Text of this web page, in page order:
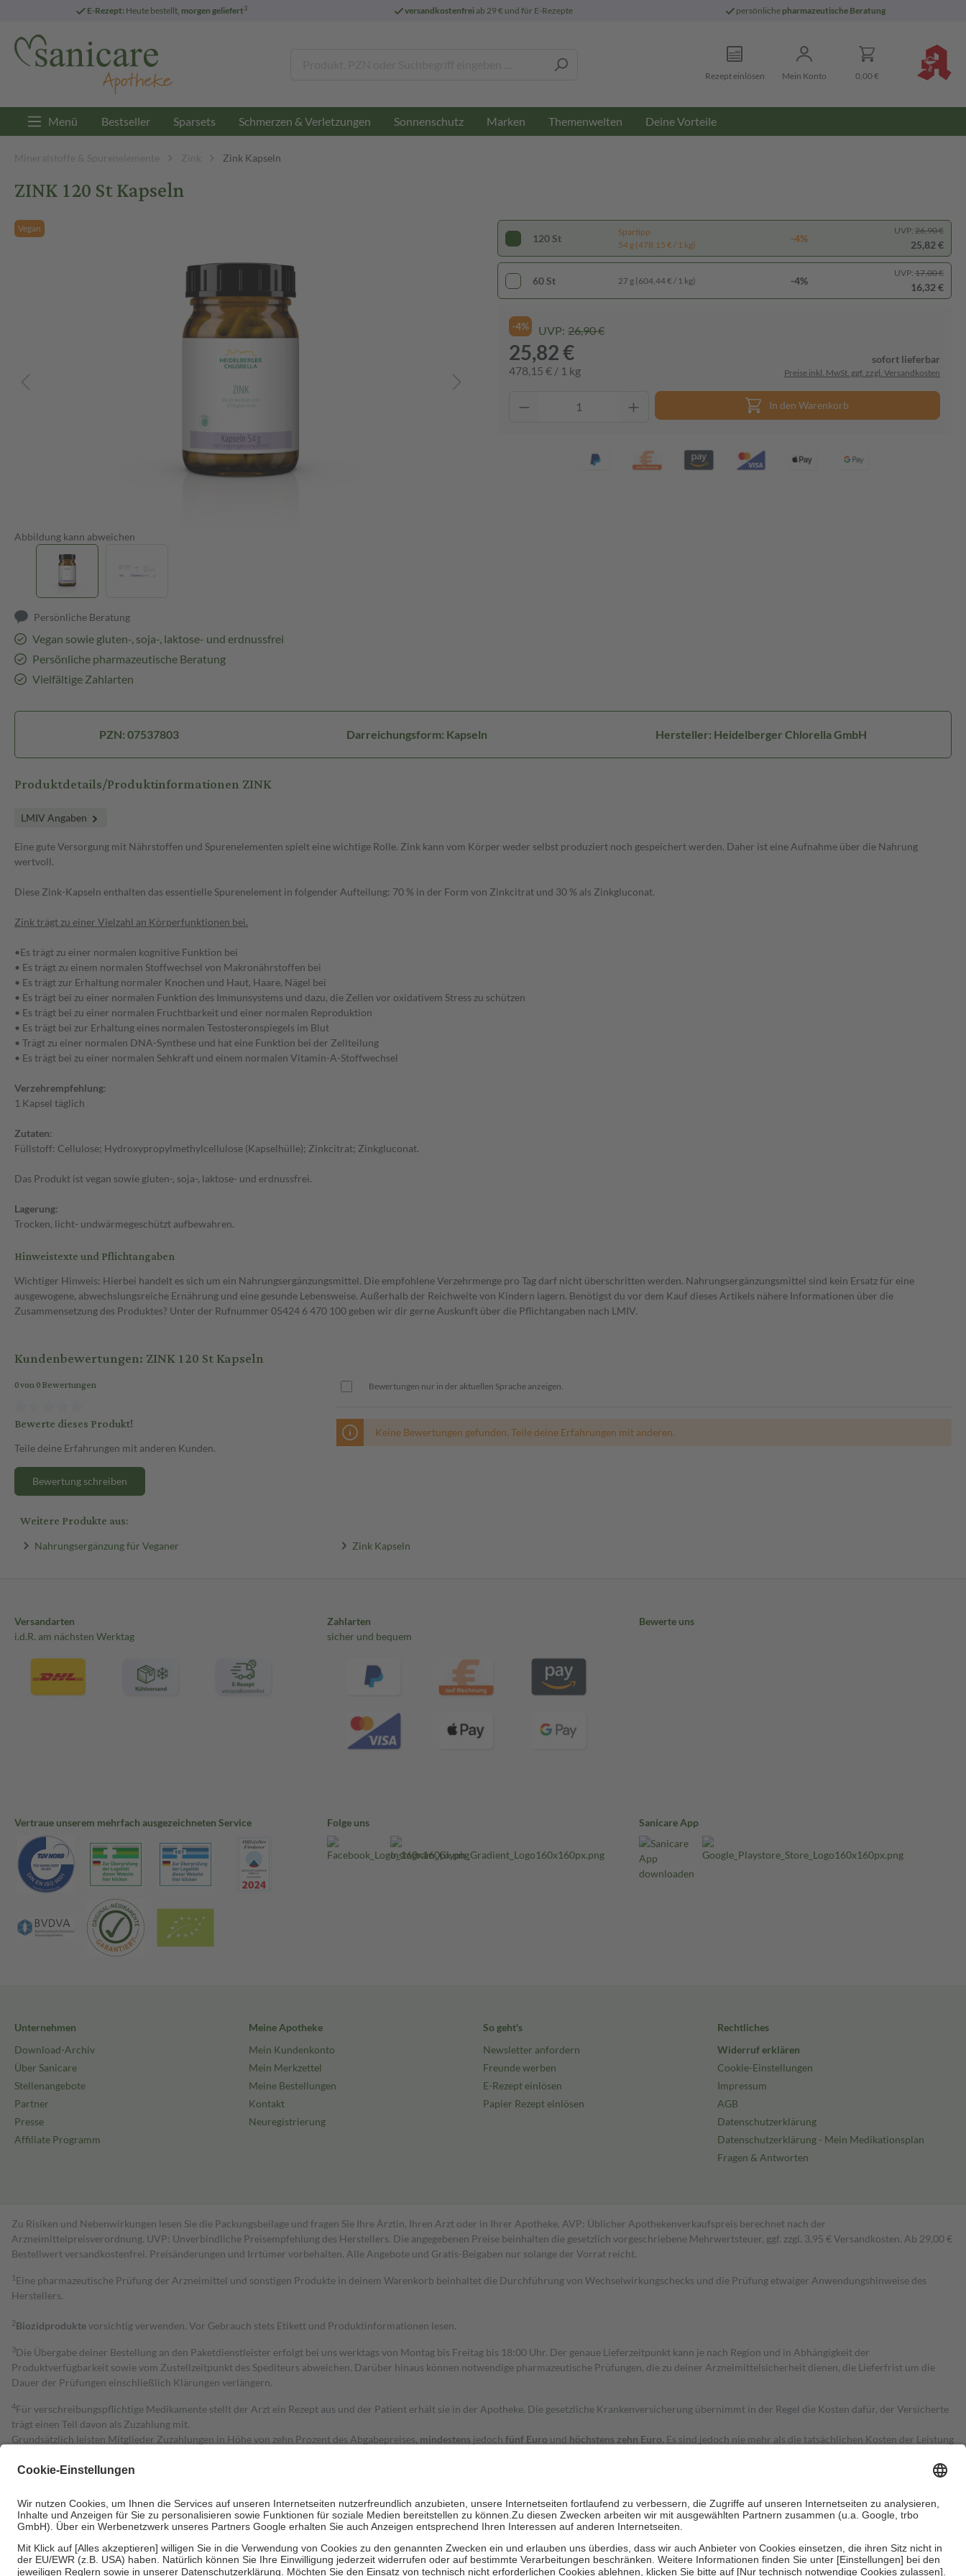
E-Rezept: Heute bestellt, morgen geliefert3 versandkostenfreiab 29 € und für E-Rezepte persönliche pharmazeutische Beratung
Rezept einlösen Mein Konto 0,00 €
Menü Bestseller Sparsets Schmerzen & Verletzungen Sonnenschutz Marken Themenwelten Deine Vorteile
Mineralstoffe & Spurenelemente Zink Zink Kapseln
ZINK 120 St Kapseln
Vegan
Abbildung kann abweichen
Persönliche Beratung
Vegan sowie gluten-, soja-, laktose- und erdnussfrei
Persönliche pharmazeutische Beratung
Vielfältige Zahlarten
120 St
Spartipp
54 g (478,15 € / 1 kg)
-4%
UVP: 26,90 €
25,82 €
60 St 27 g (604,44 € / 1 kg) -4%
UVP: 17,00 €
16,32 €
-4% UVP: 26,90 €
25,82 €
478,15 € / 1 kg
sofort lieferbar
Preise inkl. MwSt. ggf. zzgl. Versandkosten
In den Warenkorb
PZN: 07537803 Darreichungsform: Kapseln Hersteller: Heidelberger Chlorella GmbH
Produktdetails/Produktinformationen ZINK
LMIV Angaben
Eine gute Versorgung mit Nährstoffen und Spurenelementen spielt eine wichtige Rolle. Zink kann vom Körper weder selbst produziert noch gespeichert werden. Daher ist eine Aufnahme über die Nahrung
wertvoll.
Diese Zink-Kapseln enthalten das essentielle Spurenelement in folgender Aufteilung: 70 % in der Form von Zinkcitrat und 30 % als Zinkgluconat.
Zink trägt zu einer Vielzahl an Körperfunktionen bei.
•Es trägt zu einer normalen kognitive Funktion bei
• Es trägt zu einem normalen Stoffwechsel von Makronährstoffen bei
• Es trägt zur Erhaltung normaler Knochen und Haut, Haare, Nägel bei
• Es trägt bei zu einer normalen Funktion des Immunsystems und dazu, die Zellen vor oxidativem Stress zu schützen
• Es trägt bei zu einer normalen Fruchtbarkeit und einer normalen Reproduktion
• Es trägt bei zur Erhaltung eines normalen Testosteronspiegels im Blut
• Trägt zu einer normalen DNA-Synthese und hat eine Funktion bei der Zellteilung
• Es trägt bei zu einer normalen Sehkraft und einem normalen Vitamin-A-Stoffwechsel
Verzehrempfehlung:
1 Kapsel täglich
Zutaten:
Füllstoff: Cellulose; Hydroxypropylmethylcellulose (Kapselhülle); Zinkcitrat; Zinkgluconat.
Das Produkt ist vegan sowie gluten-, soja-, laktose- und erdnussfrei.
Lagerung:
Trocken, licht- undwärmegeschützt aufbewahren.
Hinweistexte und Pflichtangaben
Wichtiger Hinweis: Hierbei handelt es sich um ein Nahrungsergänzungsmittel. Die empfohlene Verzehrmenge pro Tag darf nicht überschritten werden. Nahrungsergänzungsmittel sind kein Ersatz für eine
ausgewogene, abwechslungsreiche Ernährung und eine gesunde Lebensweise. Außerhalb der Reichweite von Kindern lagern. Benötigst du vor dem Kauf dieses Artikels nähere Informationen über die
Zusammensetzung des Produktes? Unter der Rufnummer 05424 6 470 100 geben wir dir gerne Auskunft über die Pflichtangaben nach LMIV.
Kundenbewertungen: ZINK 120 St Kapseln
0 von 0 Bewertungen
Bewerte dieses Produkt!
Teile deine Erfahrungen mit anderen Kunden.
Bewertung schreiben
Bewertungen nur in der aktuellen Sprache anzeigen.
Keine Bewertungen gefunden. Teile deine Erfahrungen mit anderen.
Weitere Produkte aus:
Nahrungsergänzung für Veganer Zink Kapseln
Versandarten
i.d.R. am nächsten Werktag
Zahlarten
sicher und bequem
Bewerte uns
Vertraue unserem mehrfach ausgezeichneten Service Folge uns Sanicare App
Unternehmen
Download-Archiv
Über Sanicare
Stellenangebote
Partner
Presse
Affiliate Programm
Meine Apotheke
Mein Kundenkonto
Mein Merkzettel
Meine Bestellungen
Kontakt
Neuregistrierung
So geht's
Newsletter anfordern
Freunde werben
E-Rezept einlösen
Papier Rezept einlösen
Rechtliches
Widerruf erklären
Cookie-Einstellungen
Impressum
AGB
Datenschutzerklärung
Datenschutzerklärung - Mein Medikationsplan
Fragen & Antworten
Zu Risiken und Nebenwirkungen lesen Sie die Packungsbeilage und fragen Sie Ihre Ärztin, Ihren Arzt oder in Ihrer Apotheke. AVP: Üblicher Apothekenverkaufspreis berechnet nach der
Arzneimittelpreisverordnung. UVP: Unverbindliche Preisempfehlung des Herstellers. Die angegebenen Preise beinhalten die gesetzlich vorgeschriebene Mehrwertsteuer, ggf. zzgl. 3,95 € Versandkosten. Ab 29,00 €
Bestell­wert versand­kosten­frei. Preisänderungen und Irrtümer vorbehalten. Alle Angebote und Gratis-Beigaben nur solange der Vorrat reicht.
1 Eine pharmazeutische Prüfung der Arzneimittel und sonstigen Produkte in deinem Warenkorb beinhaltet die Durchführung von Wechselwirkungschecks und die Prüfung etwaiger Anwendungshinweise des
Herstellers.
2Biozidproduktevorsichtig verwenden. Vor Gebrauch stets Etikett und Produktinformationen lesen.
3Die Übergabe deiner Bestellung an den Paketdienstleister erfolgt bei uns werktags von Montag bis Freitag bis 18:00 Uhr. Der genaue Lieferzeitpunkt kann je nach Region und in Abhängigkeit der
Produktverfügbarkeit sowie vom Zustellzeitpunkt des Spediteurs abweichen. Darüber hinaus können notwendige pharmazeutische Prüfungen, die zu deiner Arzneimittelsicherheit dienen, die Lieferfrist um die
Dauer der Prüfungen einschließlich Klärungen verlängern.
4Für verschreibungspflichtige Medikamente stellt der Arzt ein Rezept aus und der Patient erhält sie in der Apotheke. Die gesetzliche Krankenversicherung übernimmt in der Regel die Kosten dafür, der Versicherte
trägt einen Teil davon als Zuzahlung mit.
Grundsätzlich leisten Mitglieder Zuzahlungen in Höhe von zehn Prozent des Abgabepreises, mindestens jedoch fünf Euro und höchstens zehn Euro. Es sind jedoch nie mehr als die tatsächlichen Kosten der Leistung
Diese Regeln gelten grundsätzlich auch für Online-Apotheken.
Um das Engagement der Versicherten für ihre eigene Gesundheit zu stärken und die besondere Stellung der Familie zu unterstützen, fallenkeine Zuzahlungen an bei:
• Kindern und Jugendlichen bis zum vollendeten 18. Lebensjahr mit Ausnahme der Fahrkosten
• Untersuchungen zur Vorsorge und Früherkennung, die von der GKV getragen werden
• empfohlenen Schutzimpfungen
• Harn- und Blutteststreifen